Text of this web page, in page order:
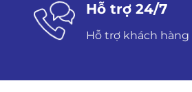
Hỗ trợ 24/7
Hỗ trợ khách hàng